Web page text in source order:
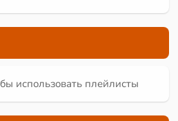
использовать плейлисты